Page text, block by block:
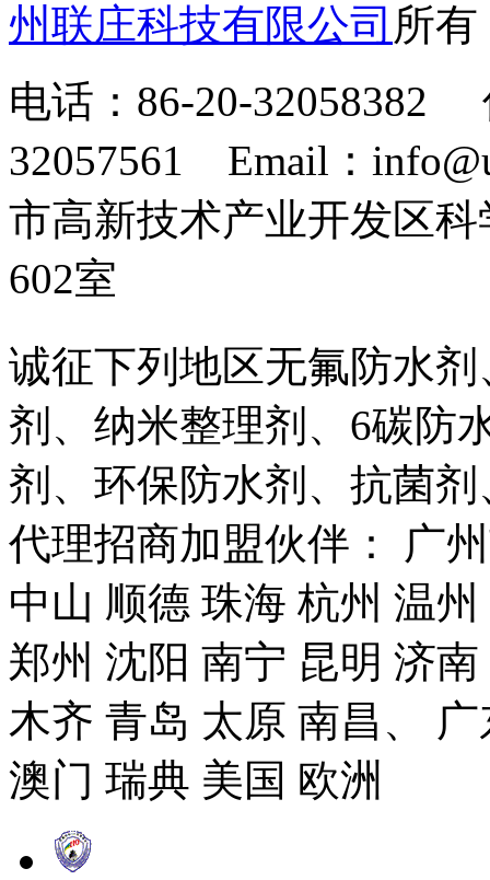
州联庄科技有限公司 所
电话：86-20-32058382
32057561 Email：
市高新技术产业开发区
602室
诚征下列地区无氟防水
剂、纳米整理剂、6碳防
剂、环保防水剂、抗菌
代理招商加盟伙伴： 广
中山 顺德 珠海 杭州 温
郑州 沈阳 南宁 昆明 济
木齐 青岛 太原 南昌、
澳门 瑞典 美国 欧洲